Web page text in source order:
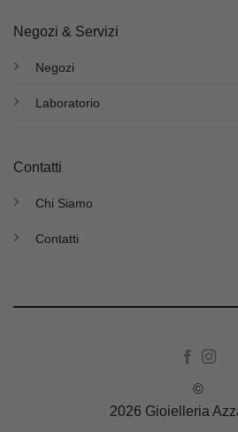
Negozi & Servizi
Negozi
Laboratorio
Contatti
Chi Siamo
Contatti
©
2026 Gioielleria